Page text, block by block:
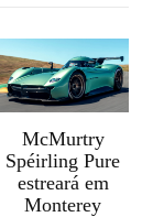
McMurtry
Spéirling Pure
estreará em
Monterey